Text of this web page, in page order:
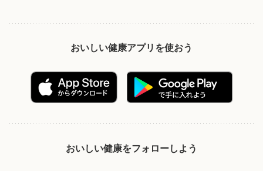
おいしい健康アプリを使おう
おいしい健康をフォローしよう